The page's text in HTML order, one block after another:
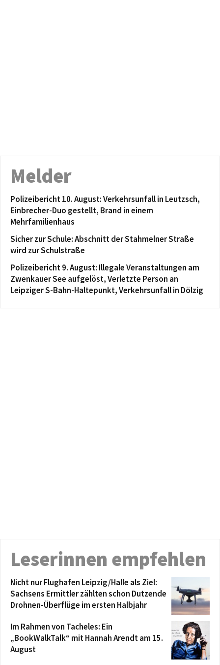
Melder
Polizeibericht 10. August: Verkehrsunfall in Leutzsch,
Einbrecher-Duo gestellt, Brand in einem
Mehrfamilienhaus
Sicher zur Schule: Abschnitt der Stahmelner Straße
wird zur Schulstraße
Polizeibericht 9. August: Illegale Veranstaltungen am
Zwenkauer See aufgelöst, Verletzte Person an
Leipziger S-Bahn-Haltepunkt, Verkehrsunfall in Dölzig
Leserinnen empfehlen
Nicht nur Flughafen Leipzig/Halle als Ziel:
Sachsens Ermittler zählten schon Dutzende
Drohnen-Überflüge im ersten Halbjahr
Im Rahmen von Tacheles: Ein
„BookWalkTalk“ mit Hannah Arendt am 15.
August